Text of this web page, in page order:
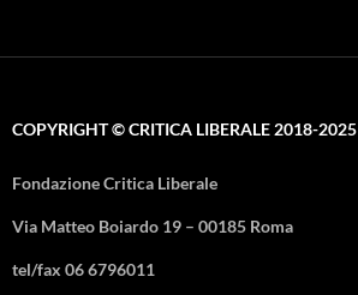
COPYRIGHT © CRITICA LIBERALE 2018-2025
Fondazione Critica Liberale
Via Matteo Boiardo 19 – 00185 Roma
tel/fax 06 6796011